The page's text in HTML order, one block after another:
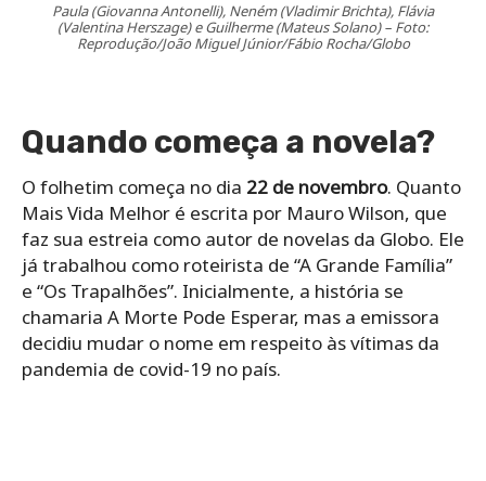
Paula (Giovanna Antonelli), Neném (Vladimir Brichta), Flávia
(Valentina Herszage) e Guilherme (Mateus Solano) – Foto:
Reprodução/João Miguel Júnior/Fábio Rocha/Globo
Quando começa a novela?
O folhetim começa no dia 22 de novembro. Quanto
Mais Vida Melhor é escrita por Mauro Wilson, que
faz sua estreia como autor de novelas da Globo. Ele
já trabalhou como roteirista de “A Grande Família”
e “Os Trapalhões”. Inicialmente, a história se
chamaria A Morte Pode Esperar, mas a emissora
decidiu mudar o nome em respeito às vítimas da
pandemia de covid-19 no país.